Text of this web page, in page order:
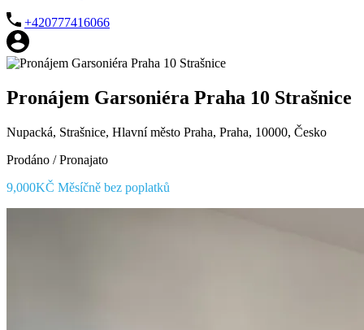
+420777416066
Pronájem Garsoniéra Praha 10 Strašnice
Nupacká, Strašnice, Hlavní město Praha, Praha, 10000, Česko
Prodáno / Pronajato
9,000KČ Měsíčně bez poplatků